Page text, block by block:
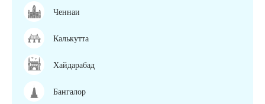
Ченнаи
Калькутта
Хайдарабад
Бангалор